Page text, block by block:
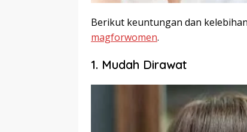
Berikut keuntungan dan
magforwomen.
1. Mudah Dirawat